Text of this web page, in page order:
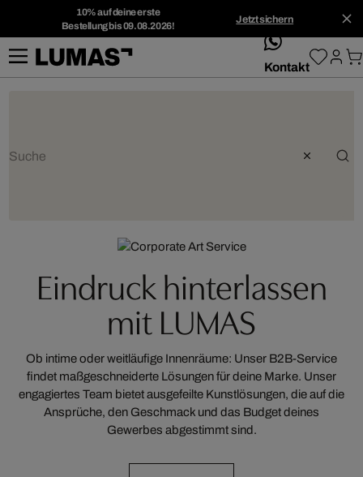
10% auf deine erste
Bestellung bis 09.08.2026!
Jetzt sichern
whatsApp
Kontakt
Eindruck hinterlassen
mit LUMAS
Ob intime oder weitläufige Innenräume: Unser B2B-Service
findet maßgeschneiderte Lösungen für deine Marke. Unser
engagiertes Team bietet ausgefeilte Kunstlösungen, die auf die
Ansprüche, den Geschmack und das Budget deines
Gewerbes abgestimmt sind.